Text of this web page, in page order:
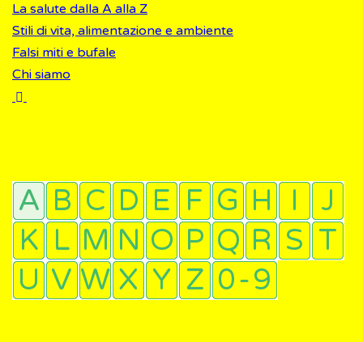
La salute dalla A alla Z
Stili di vita, alimentazione e ambiente
Falsi miti e bufale
Chi siamo